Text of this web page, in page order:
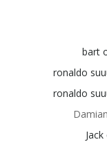
bart
ronaldo
ronaldo
Damian
Jack